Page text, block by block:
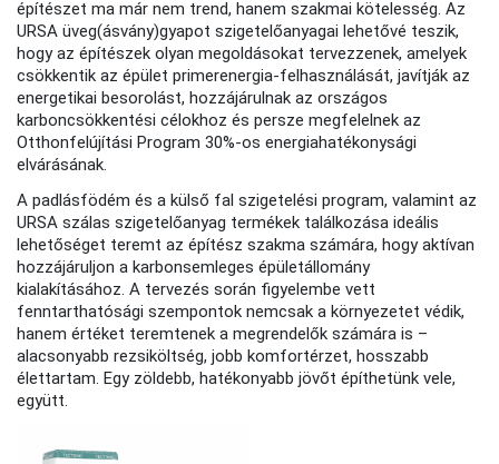
építészet ma már nem trend, hanem szakmai kötelesség. Az
URSA üveg(ásvány)gyapot szigetelőanyagai lehetővé teszik,
hogy az építészek olyan megoldásokat tervezzenek, amelyek
csökkentik az épület primerenergia-felhasználását, javítják az
energetikai besorolást, hozzájárulnak az országos
karboncsökkentési célokhoz és persze megfelelnek az
Otthonfelújítási Program 30%-os energiahatékonysági
elvárásának.
A padlásfödém és a külső fal szigetelési program, valamint az
URSA szálas szigetelőanyag termékek találkozása ideális
lehetőséget teremt az építész szakma számára, hogy aktívan
hozzájáruljon a karbonsemleges épületállomány
kialakításához. A tervezés során figyelembe vett
fenntarthatósági szempontok nemcsak a környezetet védik,
hanem értéket teremtenek a megrendelők számára is –
alacsonyabb rezsiköltség, jobb komfortérzet, hosszabb
élettartam. Egy zöldebb, hatékonyabb jövőt építhetünk vele,
együtt.